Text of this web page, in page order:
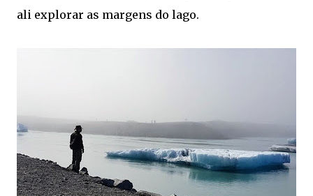
ali explorar as margens do lago.